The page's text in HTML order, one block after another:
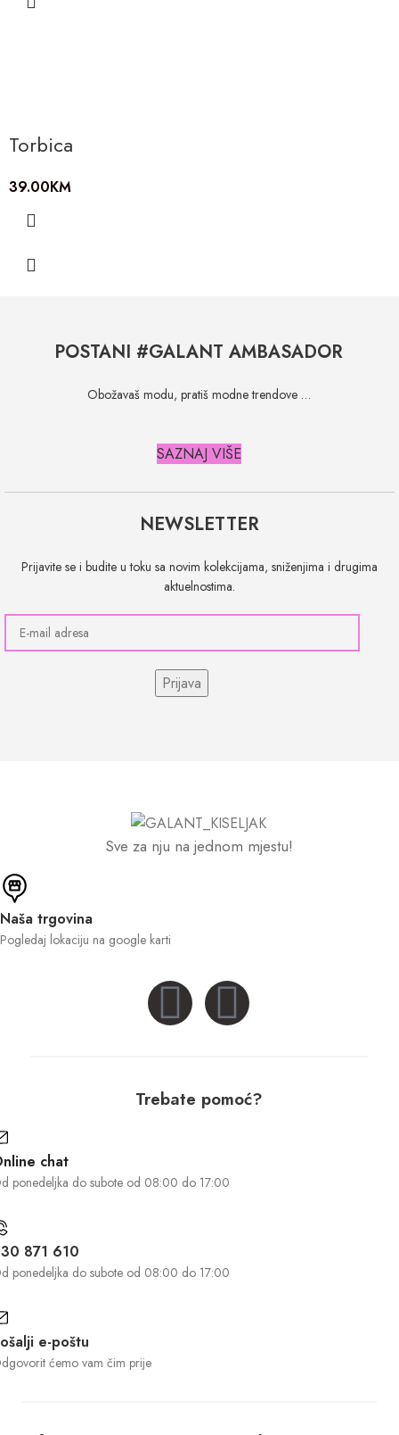
Torbica
39.00KM
POSTANI #GALANT AMBASADOR
Obožavaš modu, pratiš modne trendove …
SAZNAJ VIŠE
NEWSLETTER
Prijavite se i budite u toku sa novim kolekcijama, sniženjima i drugima
aktuelnostima.
Sve za nju na jednom mjestu!
Naša trgovina
Pogledaj lokaciju na google karti
Trebate pomoć?
chat
ponedeljka do subote od 08:00 do 17:00
871 610
ponedeljka do subote od 08:00 do 17:00
e-poštu
ćemo vam čim prije